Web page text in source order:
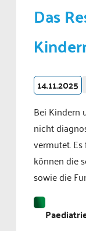
Das
14.11.2025
Bei Kindern
nicht
vermutet.
können die
sowie die